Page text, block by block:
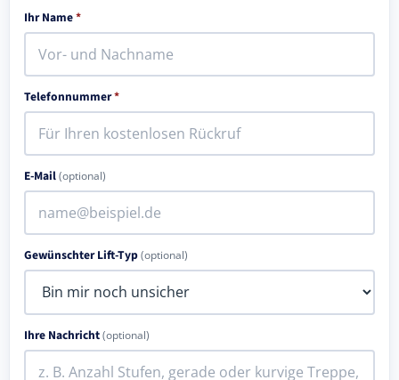
Ihr Name*
Telefonnummer*
E-Mail(optional)
Gewünschter Lift-Typ(optional)
Ihre Nachricht(optional)